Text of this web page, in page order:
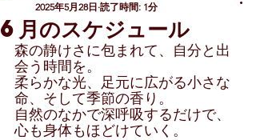
6月のスケジュール
2025年5月28日 読了時間: 1分
森の静けさに包まれて、自分と出
会う時間を。
柔らかな光、足元に広がる小さな
命、そして季節の香り。
自然のなかで深呼吸するだけで、
心も身体もほどけていく。